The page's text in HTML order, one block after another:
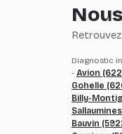
Diagnostic
- Avion
Gohelle
Billy-
Bauvin